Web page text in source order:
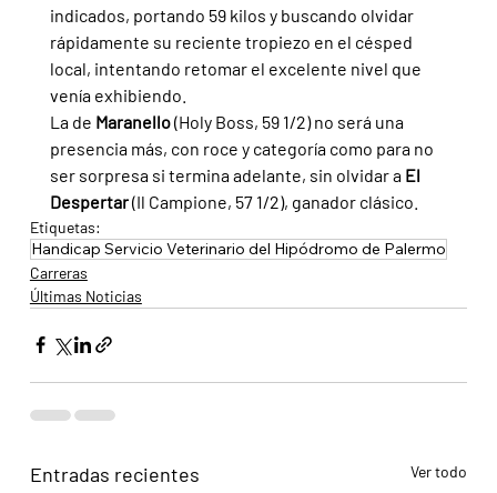
indicados, portando 59 kilos y buscando olvidar
rápidamente su reciente tropiezo en el césped
local, intentando retomar el excelente nivel que
venía exhibiendo.
La de Maranello (Holy Boss, 59 1/2) no será una
presencia más, con roce y categoría como para no
ser sorpresa si termina adelante, sin olvidar a El
Despertar (Il Campione, 57 1/2), ganador clásico.
Etiquetas:
Handicap Servicio Veterinario del Hipódromo de Palermo
Carreras
Últimas Noticias
Entradas recientes Ver todo